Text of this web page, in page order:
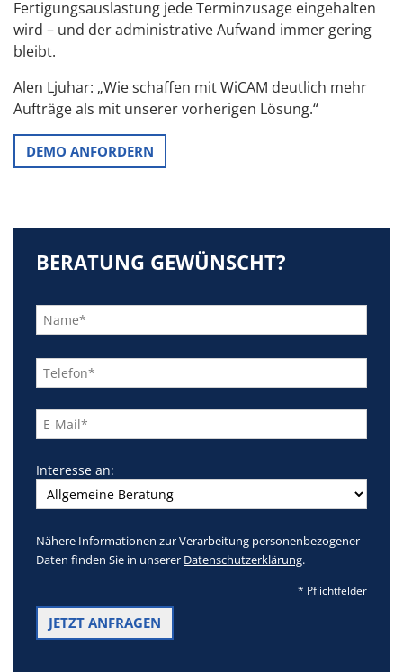
Fertigungsauslastung jede Terminzusage eingehalten
wird – und der administrative Aufwand immer gering
bleibt.
Alen Ljuhar: „Wie schaffen mit WiCAM deutlich mehr
Aufträge als mit unserer vorherigen Lösung.“
DEMO ANFORDERN
BERATUNG GEWÜNSCHT?
lasse
dieses
Feld
leer.
Interesse an:
Nähere Informationen zur Verarbeitung personenbezogener
Daten finden Sie in unserer Datenschutzerklärung.
* Pflichtfelder